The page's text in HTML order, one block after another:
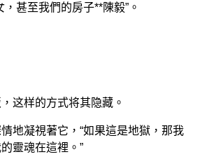
，甚至我們的房子**陳毅”。
这样的方式将其隐藏。
地凝視著它，“如果這是地獄，那我
靈魂在這裡。”